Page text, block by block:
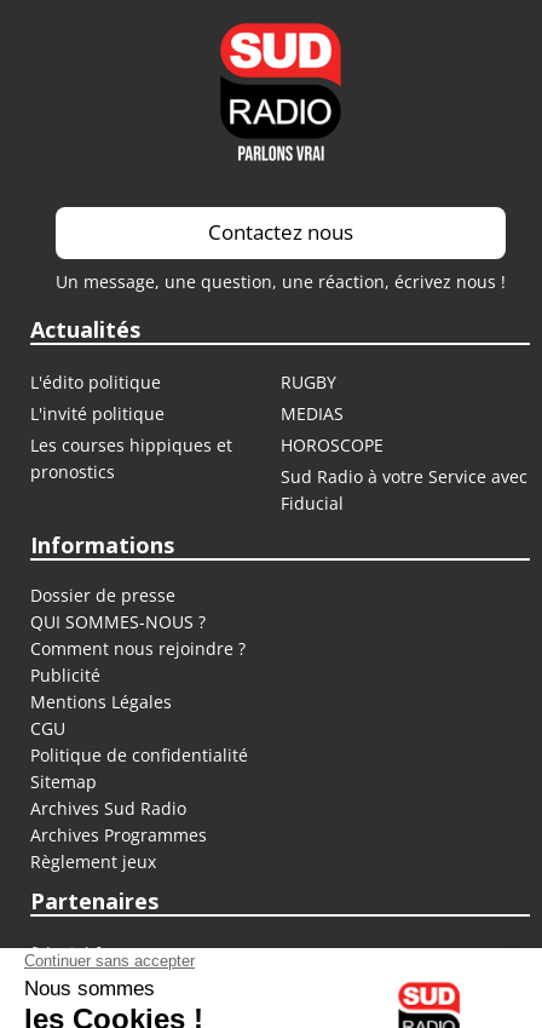
Contactez nous
Un message, une question, une réaction, écrivez nous !
Actualités
L'édito politique
RUGBY
L'invité politique
MEDIAS
Les courses hippiques et
pronostics
HOROSCOPE
Sud Radio à votre Service avec
Fiducial
Informations
Dossier de presse
QUI SOMMES-NOUS ?
Comment nous rejoindre ?
Publicité
Mentions Légales
CGU
Politique de confidentialité
Sitemap
Archives Sud Radio
Archives Programmes
Règlement jeux
Partenaires
fiducial.fr
lyoncapitale.fr
olympique-et-lyonnais.com